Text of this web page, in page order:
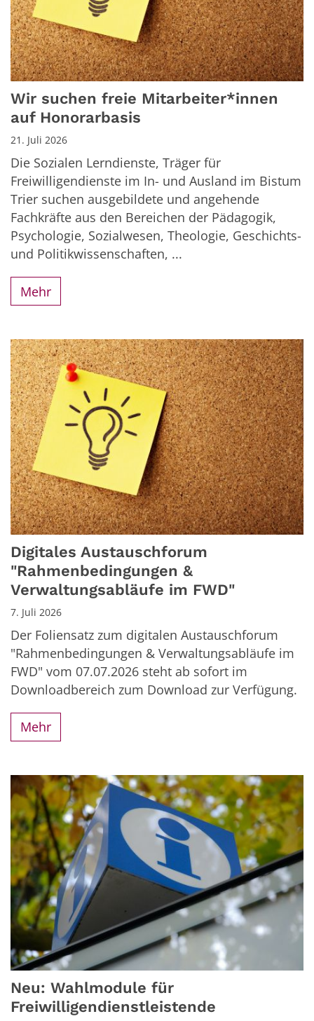
Wir suchen freie Mitarbeiter*innen
auf Honorarbasis
21. Juli 2026
Die Sozialen Lerndienste, Träger für
Freiwilligendienste im In- und Ausland im Bistum
Trier suchen ausgebildete und angehende
Fachkräfte aus den Bereichen der Pädagogik,
Psychologie, Sozialwesen, Theologie, Geschichts-
und Politikwissenschaften, ...
Mehr
Digitales Austauschforum
"Rahmenbedingungen &
Verwaltungsabläufe im FWD"
7. Juli 2026
Der Foliensatz zum digitalen Austauschforum
"Rahmenbedingungen & Verwaltungsabläufe im
FWD" vom 07.07.2026 steht ab sofort im
Downloadbereich zum Download zur Verfügung.
Mehr
Neu: Wahlmodule für
Freiwilligendienstleistende